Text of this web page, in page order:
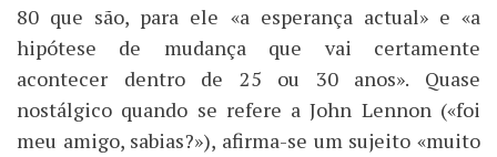
80 que são, para ele «a esperança actual» e «a
hipótese de mudança que vai certamente
acontecer dentro de 25 ou 30 anos». Quase
nostálgico quando se refere a John Lennon («foi
meu amigo, sabias?»), afirma-se um sujeito «muito